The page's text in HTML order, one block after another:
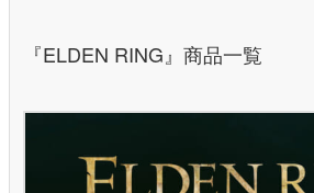
『ELDEN RING』商品一覧